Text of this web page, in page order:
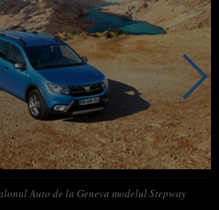
Auto de la Geneva modelul Stepway